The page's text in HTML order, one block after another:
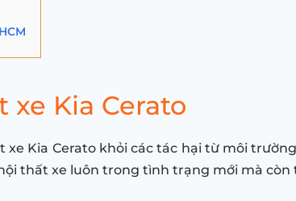
xe Kia Cerato
xe Kia Cerato khỏi các tác hại từ môi
thất xe luôn trong tình trạng mới mà